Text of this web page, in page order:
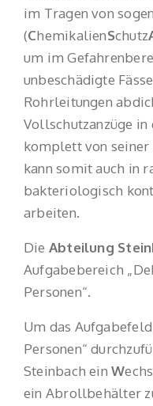
im Tragen von
(ChemikalienSchutz
um im
unbeschädigte
Rohrleitungen
Vollschutzanzüge
komplett von
kann somit auch in
bakteriologisch
arbeiten.
Die Abteilung
Aufgabebereich
Personen“.
Um das
Personen“
Steinbach einW
ein Abrollbehälter